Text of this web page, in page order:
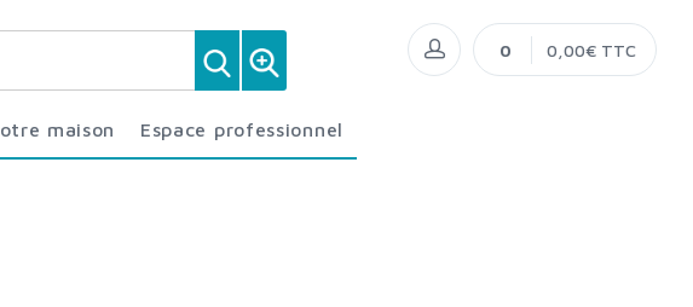
Notre maison Espace professionnel
0 0,00€ TTC